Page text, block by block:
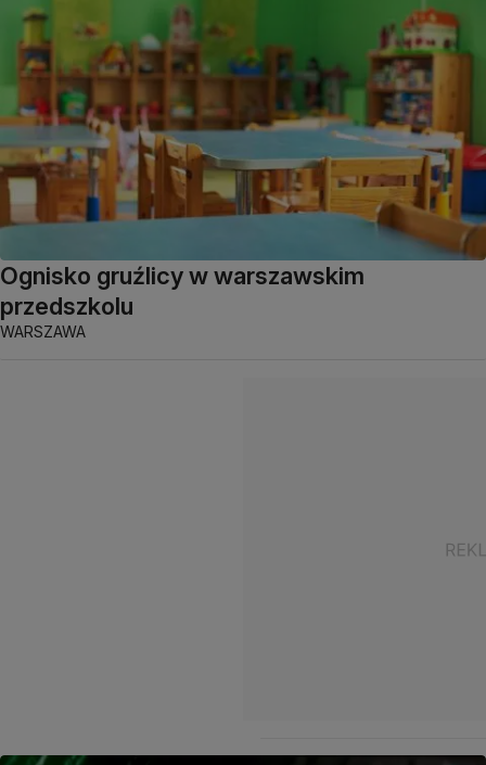
Ognisko gruźlicy w warszawskim
przedszkolu
WARSZAWA